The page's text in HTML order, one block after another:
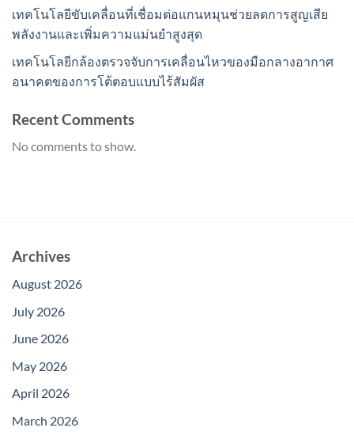
เทคโนโลยีขับเคลื่อนที่เชื่อมต่อแกนหมุนช่วยลดการสูญเสีย
พลังงานและเพิ่มความแม่นยำสูงสุด
เทคโนโลยีกล้องตรวจจับการเคลื่อนไหวของมือกลางอากาศ
อนาคตของการโต้ตอบแบบไร้สัมผัส
Recent Comments
No comments to show.
Archives
August 2026
July 2026
June 2026
May 2026
April 2026
March 2026